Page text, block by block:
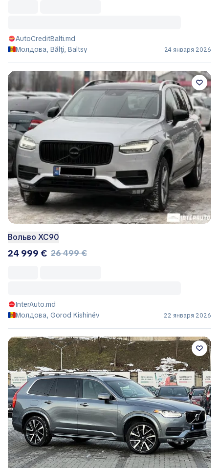
AutoCreditBalti.md
Молдова, Bălţi, Baltsy
24 января 2026
Вольво ХС90
24 999 € 26 499 €
InterAuto.md
Молдова, Gorod Kishinëv
22 января 2026